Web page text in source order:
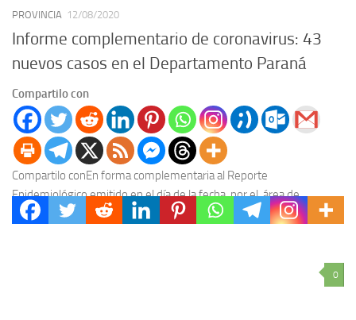
PROVINCIA 12/08/2020
Informe complementario de coronavirus: 43
nuevos casos en el Departamento Paraná
Compartilo con
Compartilo conEn forma complementaria al Reporte
Epidemiológico emitido en el día de la fecha por el área de
Vigilancia Epidemiológica del Ministerio de Salud de...
0